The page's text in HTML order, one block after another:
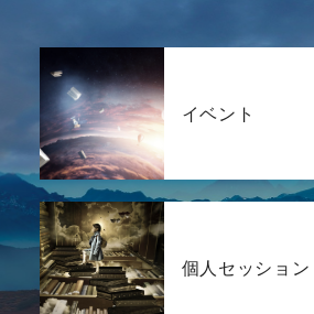
イベント
個人セッション